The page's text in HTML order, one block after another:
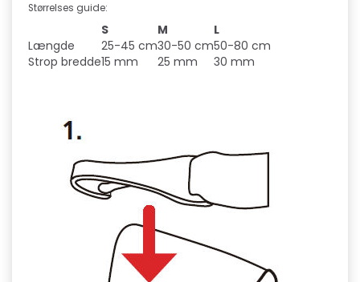
Størrelses guide:
S M
L
Længde
25-45 cm30-50 cm50-80 cm
Strop bredde15 mm 25 mm 30 mm